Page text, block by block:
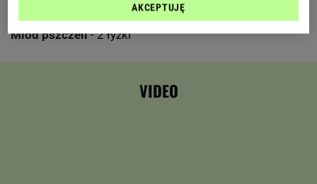
- 200 g
Miód pszczeli- 2 łyżki
VIDEO
AKCEPTUJĘ